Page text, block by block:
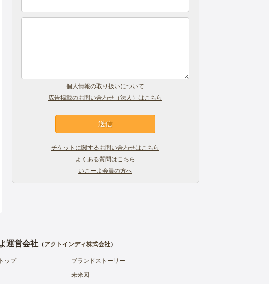
個人情報の取り扱いについて
広告掲載のお問い合わせ（法人）はこちら
チケットに関するお問い合わせはこちら
よくある質問はこちら
いこーよ会員の方へ
運営会社（アクトインディ株式会社）
ップ
ブランドストーリー
未来図